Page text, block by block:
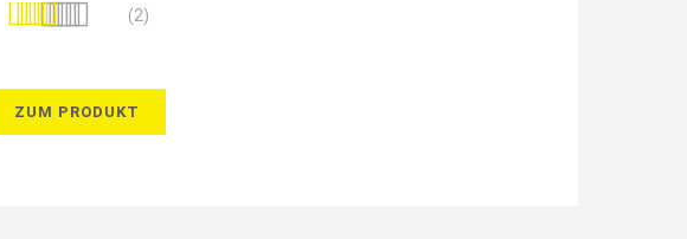
Bewertung:
(2)
ZUM PRODUKT